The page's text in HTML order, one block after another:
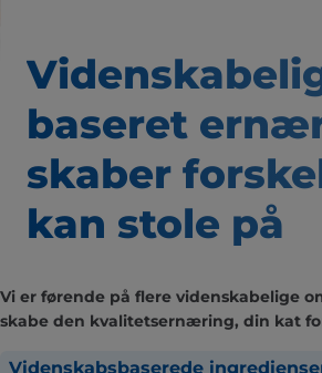
baseret
skaber
kan stole på
Vi er førende på flere videnskabelige
skabe den kvalitetsernæring, din kat
Videnskabsbaserede